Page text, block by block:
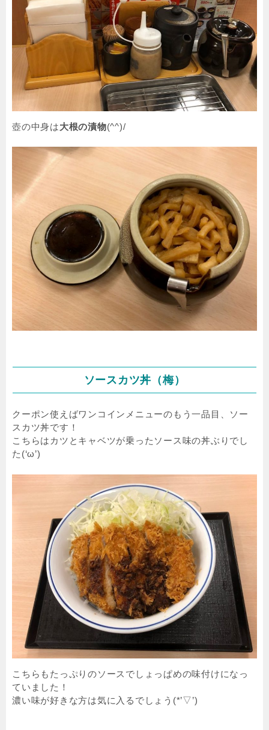
壺の中身は大根の漬物(^^)/
ソースカツ丼（梅）
クーポン使えばワンコインメニューのもう一品目、ソー
スカツ丼です！
こちらはカツとキャベツが乗ったソース味の丼ぶりでし
た(‘ω’)
こちらもたっぷりのソースでしょっぱめの味付けになっ
ていました！
濃い味が好きな方は気に入るでしょう(*’▽’)